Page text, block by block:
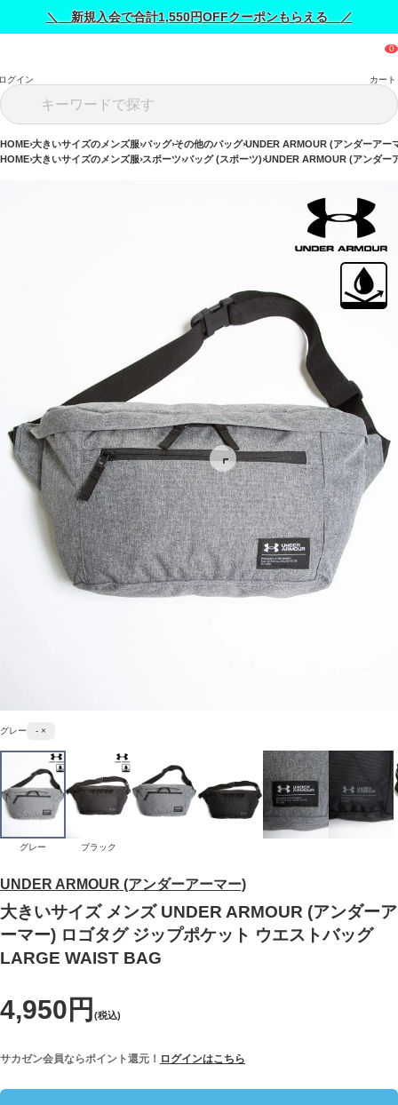
＼ 新規入会で合計1,550円OFFクーポンもらえる ／
グイン カート
HOME 大きいサイズのメンズ服 バッグ その他のバッグ UNDER ARMOUR (アンダーアー
HOME 大きいサイズのメンズ服 スポーツ バッグ (スポーツ) UNDER ARMOUR (アンダー
UNDER ARMOUR (アンダーアーマー)
大きいサイズ メンズ UNDER ARMOUR (アンダーア
ーマー) ロゴタグ ジップポケット ウエストバッグ
LARGE WAIST BAG
4,950円 (税込)
サカゼン会員ならポイント還元！ ログインはこちら
グレー - ×
グレー ブラック